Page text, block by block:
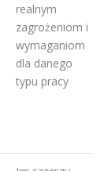
realnym
zagrożeniom i
wymaganiom
dla danego
typu pracy